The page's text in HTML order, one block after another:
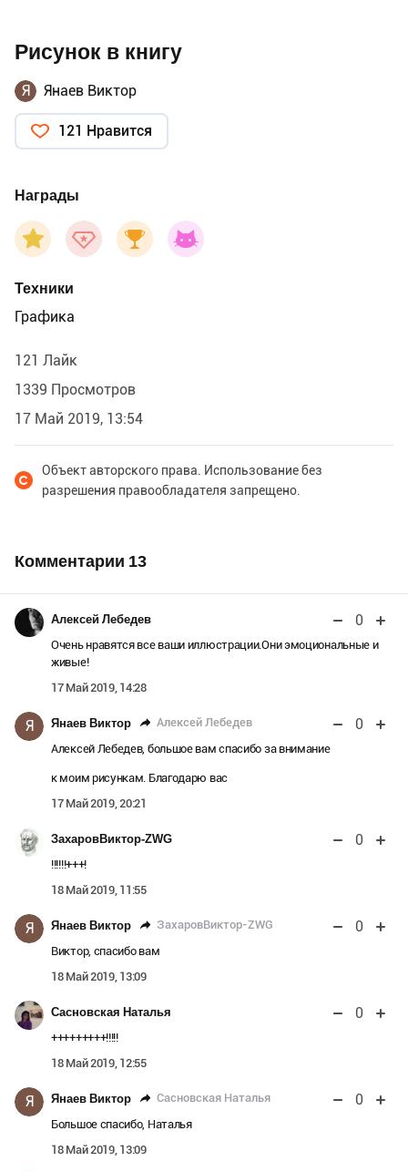
Рисунок в книгу
Я Янаев Виктор
121 Нравится
Награды
Техники
Графика
121 Лайк
1339 Просмотров
17 Май 2019, 13:54
Объект авторского права. Использование без
разрешения правообладателя запрещено.
Комментарии 13
Алексей Лебедев 0
Очень нравятся все ваши иллюстрации.Они эмоциональные и
живые!
17 Май 2019, 14:28
Я Янаев Виктор Алексей Лебедев 0
Алексей Лебедев, большое вам спасибо за внимание
к моим рисункам. Благодарю вас
17 Май 2019, 20:21
ЗахаровВиктор-ZWG 0
!!!!!!+++!
18 Май 2019, 11:55
Я Янаев Виктор ЗахаровВиктор-ZWG 0
Виктор, спасибо вам
18 Май 2019, 13:09
Сасновская Наталья 0
+++++++++!!!!!
18 Май 2019, 12:55
Я Янаев Виктор Сасновская Наталья 0
Большое спасибо, Наталья
18 Май 2019, 13:09